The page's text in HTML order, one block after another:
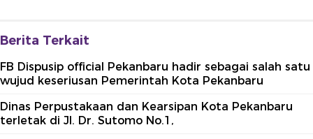
Berita Terkait
FB Dispusip official Pekanbaru hadir sebagai salah satu
wujud keseriusan Pemerintah Kota Pekanbaru
Dinas Perpustakaan dan Kearsipan Kota Pekanbaru
terletak di Jl. Dr. Sutomo No.1,